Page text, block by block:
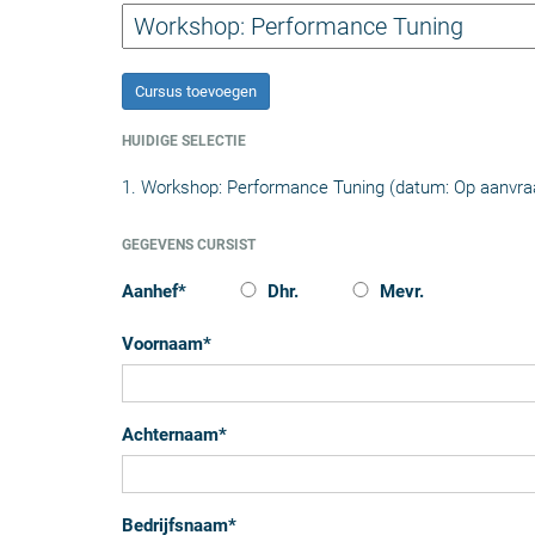
Cursus toevoegen
HUIDIGE SELECTIE
1. Workshop: Performance Tuning (datum: Op
GEGEVENS CURSIST
Aanhef* Dhr. Mevr.
Voornaam*
Achternaam*
Bedrijfsnaam*